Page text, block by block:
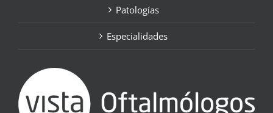
Patologías
Especialidades